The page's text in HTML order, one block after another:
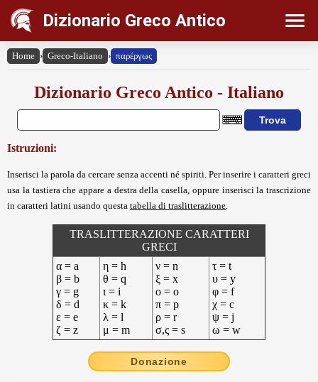
Dizionario Greco Antico
Home › Greco-Italiano › παρέργως
Dizionario Greco Antico - Italiano
Istruzioni:
Inserisci la parola da cercare senza accenti né spiriti. Per inserire i caratteri greci
usa la tastiera che appare a destra della casella, oppure inserisci la trascrizione
in caratteri latini usando questa tabella di traslitterazione
TRASLITTERAZIONE CARATTERI
GRECI
α = a
β = b
γ = g
δ = d
ε = e
ζ = z
η = h
θ = q
ι = i
κ = k
λ = l
μ = m
ν = n
ξ = x
ο = o
π = p
ρ = r
σ,ς = s
τ = t
υ = y
φ = f
χ = c
ψ = j
ω = w
Donazione